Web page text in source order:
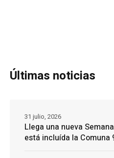
Últimas noticias
Llega una nueva
está incluída la Comuna
31 julio, 2026